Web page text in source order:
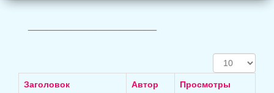
Кол-
во
строк:
Заголовок Автор Просмотры